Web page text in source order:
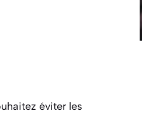
éviter les